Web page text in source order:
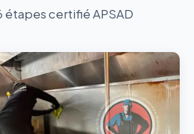
étapes certifié APSAD